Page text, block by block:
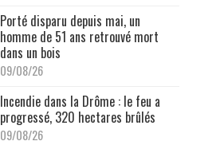
Porté disparu depuis mai, un
homme de 51 ans retrouvé mort
dans un bois
09/08/26
Incendie dans la Drôme : le feu a
progressé, 320 hectares brûlés
09/08/26